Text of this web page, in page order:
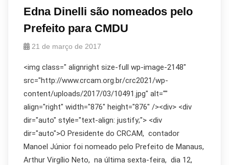
Edna Dinelli são nomeados pelo
Prefeito para CMDU
21 de março de 2017
<img class=" alignright size-full wp-image-2148"
src="http://www.crcam.org.br/crc2021/wp-
content/uploads/2017/03/10491.jpg" alt=""
align="right" width="876" height="876" /><div> <div
dir="auto" style="text-align: justify;"> <div
dir="auto">O Presidente do CRCAM, contador
Manoel Júnior foi nomeado pelo Prefeito de Manaus,
Arthur Virgílio Neto, na última sexta-feira, dia 12,